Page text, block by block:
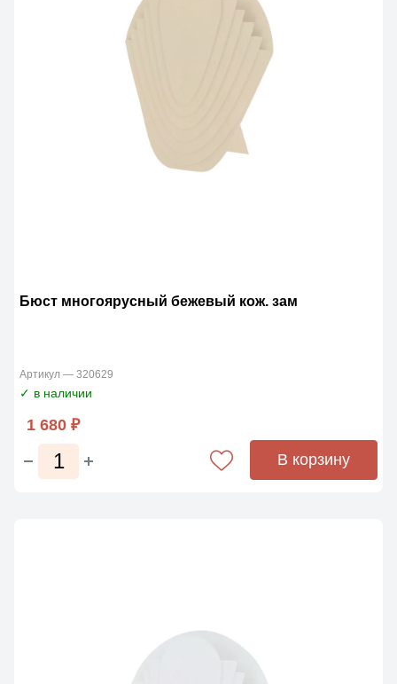
Бюст многоярусный бежевый кож. зам
Артикул — 320629
✓ в наличии
1 680 ₽
В корзину